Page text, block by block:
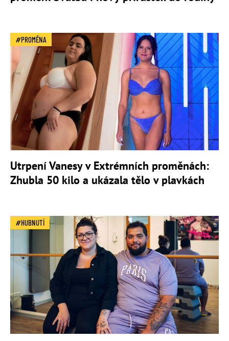
PROMĚNA
Utrpení Vanesy v Extrémních proměnách:
Zhubla 50 kilo a ukázala tělo v plavkách
HUBNUTÍ